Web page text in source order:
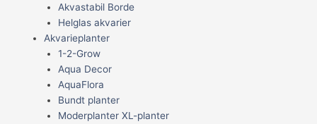
Akvastabil Borde
Helglas akvarier
Akvarieplanter
1-2-Grow
Aqua Decor
AquaFlora
Bundt planter
Moderplanter XL-planter